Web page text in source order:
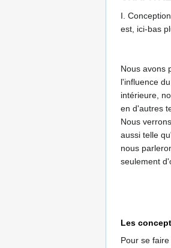
I.
est, ici-bas
Nous avons
l'influence
intérieure,
en d'autres
Nous
aussi telle
nous
seulement
Les
Pour se